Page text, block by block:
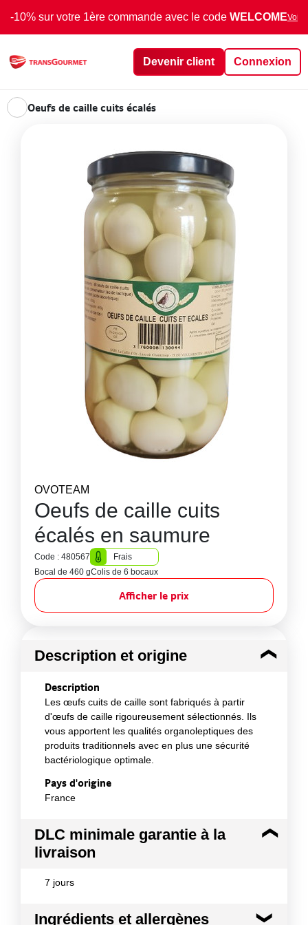
-10% sur votre 1ère commande avec le code WELCOMEVoir
Devenir client Connexion
Oeufs de caille cuits écalés
OVOTEAM
Oeufs de caille cuits
écalés en saumure
Code : 480567
Frais
Bocal de 460 gColis de 6 bocaux
Afficher le prix
Description et origine
Description
Les œufs cuits de caille sont fabriqués à partir
d'œufs de caille rigoureusement sélectionnés. Ils
vous apportent les qualités organoleptiques des
produits traditionnels avec en plus une sécurité
bactériologique optimale.
Pays d'origine
France
DLC minimale garantie à la
livraison
7 jours
Ingrédients et allergènes